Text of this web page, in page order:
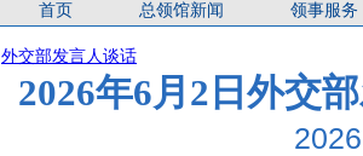
首页 总领馆新闻 领事服务
外交部发言人谈话
2026年6月2日外交